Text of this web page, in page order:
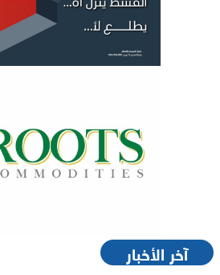
آخر الأخبار